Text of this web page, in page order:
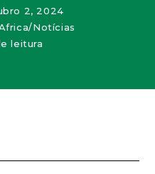
2, 2024
/Notícias
leitura